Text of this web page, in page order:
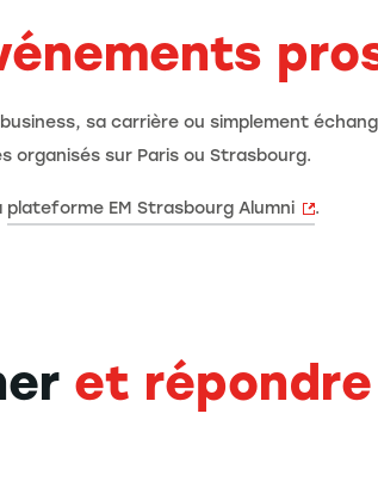
sa carrière ou simplement
organisés sur Paris ou Strasbourg.
plateforme EM Strasbourg Alumni .
et